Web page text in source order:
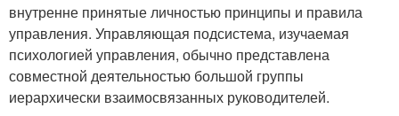
внутренне принятые личностью принципы и правила
управления. Управляющая подсистема, изучаемая
психологией управления, обычно представлена
совместной деятельностью большой группы
иерархически взаимосвязанных руководителей.